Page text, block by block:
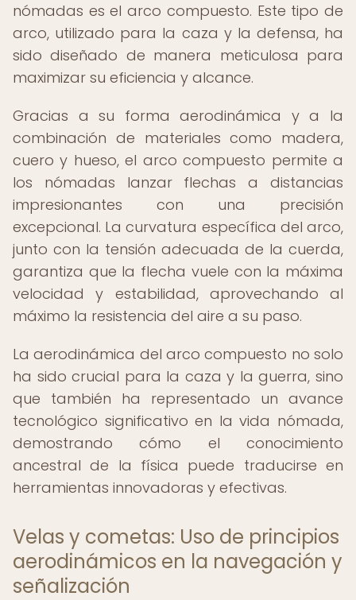
nómadas es el arco compuesto. Este tipo de
arco, utilizado para la caza y la defensa, ha
sido diseñado de manera meticulosa para
maximizar su eficiencia y alcance.
Gracias a su forma aerodinámica y a la
combinación de materiales como madera,
cuero y hueso, el arco compuesto permite a
los nómadas lanzar flechas a distancias
impresionantes con una precisión
excepcional. La curvatura específica del arco,
junto con la tensión adecuada de la cuerda,
garantiza que la flecha vuele con la máxima
velocidad y estabilidad, aprovechando al
máximo la resistencia del aire a su paso.
La aerodinámica del arco compuesto no solo
ha sido crucial para la caza y la guerra, sino
que también ha representado un avance
tecnológico significativo en la vida nómada,
demostrando cómo el conocimiento
ancestral de la física puede traducirse en
herramientas innovadoras y efectivas.
Velas y cometas: Uso de principios
aerodinámicos en la navegación y
señalización